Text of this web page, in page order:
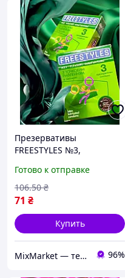
Презервативы
FREESTYLES №3,
удовольствие и надежная
защита
Готово к отправке
71 ₴
106.50 ₴
Купить
MixMarket — территория низких цен!💝🎁 96%